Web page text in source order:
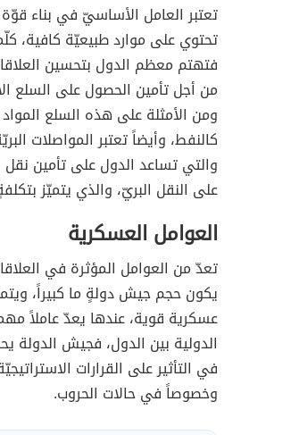
تعتبر العامل الأساسيّ في بناء
تحتوي على موارد طبيعيّة كافية،
فتهتم معظم الدول بتحسين
من أجل تأمين الحصول على السلع
ومن الأمثلة على هذه السلع المواد
كالنفط، وأيضاً تعتبر المواصلات
والتي تساعد الدول على تأمين نقل
على النقل البريّ، والذي يتميّز
العوامل العسكرية
تعدّ من العوامل المؤثرة في
يكون حجم جيش دولةٍ ما كبيراً،
عسكرية قوية، عندها يعدّ عاملاً
الدولية بين الدول، فجيش الدولة
في التأثير على القرارات
وخصوصاً في حالات الحروب.